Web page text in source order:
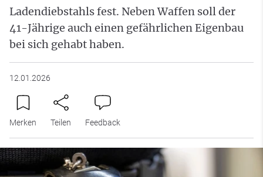
Ladendiebstahls fest. Neben Waffen soll der
41-Jährige auch einen gefährlichen Eigenbau
bei sich gehabt haben.
12.01.2026
Merken Teilen Feedback